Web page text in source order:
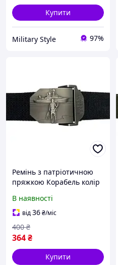
Купити
Military Style 97%
Ремінь з патріотичною
пряжкою Корабель колір
В наявності
від36₴/міс
364₴
400 ₴
Купити